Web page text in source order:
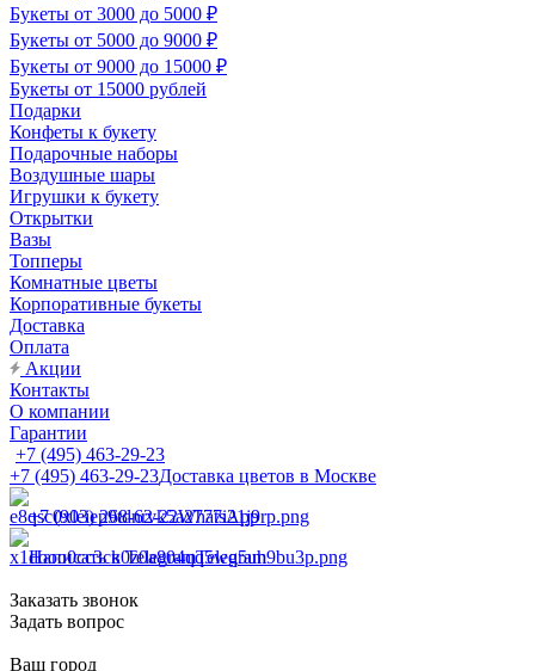
Букеты от 3000 до 5000 ₽
Букеты от 5000 до 9000 ₽
Букеты от 9000 до 15000 ₽
Букеты от 15000 рублей
Подарки
Конфеты к букету
Подарочные наборы
Воздушные шары
Игрушки к букету
Открытки
Вазы
Топперы
Комнатные цветы
Корпоративные букеты
Доставка
Оплата
Акции
Контакты
О компании
Гарантии
+7 (495) 463-29-23
+7 (495) 463-29-23Доставка цветов в Москве
+7 (903) 268-62-22WhatsApp
Написать в TelegramTelegram
Заказать звонок
Задать вопрос
Ваш город